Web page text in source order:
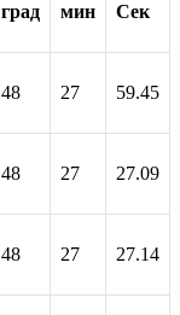
град мин Сек
48 27 59.45
48 27 27.09
48 27 27.14